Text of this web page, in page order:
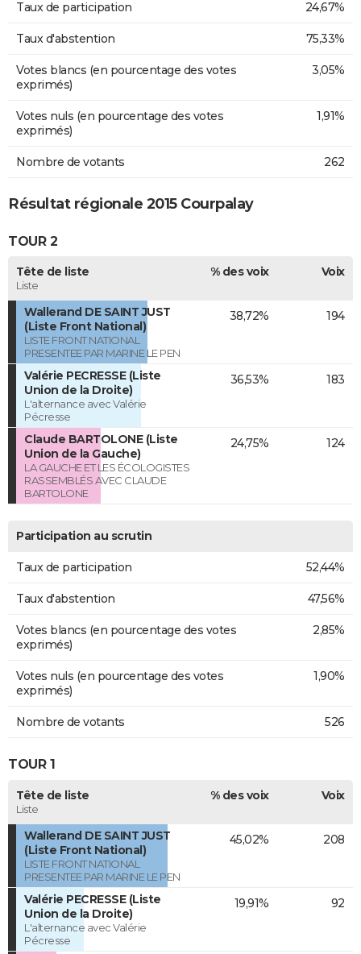
Taux de participation 24,67%
Taux d'abstention 75,33%
Votes blancs (en pourcentage des votes
exprimés)
3,05%
Votes nuls (en pourcentage des votes
exprimés)
1,91%
Nombre de votants 262
Résultat régionale 2015 Courpalay
TOUR 2
Tête de liste
Liste
% des voix Voix
Wallerand DE SAINT JUST
(Liste Front National)
LISTE FRONT NATIONAL
PRESENTEE PAR MARINE LE PEN
38,72% 194
Valérie PECRESSE (Liste
Union de la Droite)
L'alternance avec Valérie
Pécresse
36,53% 183
Claude BARTOLONE (Liste
Union de la Gauche)
LA GAUCHE ET LES ÉCOLOGISTES
RASSEMBLÉS AVEC CLAUDE
BARTOLONE
24,75% 124
Participation au scrutin
Taux de participation 52,44%
Taux d'abstention 47,56%
Votes blancs (en pourcentage des votes
exprimés)
2,85%
Votes nuls (en pourcentage des votes
exprimés)
1,90%
Nombre de votants 526
TOUR 1
Tête de liste
Liste
% des voix Voix
Wallerand DE SAINT JUST
(Liste Front National)
LISTE FRONT NATIONAL
PRESENTEE PAR MARINE LE PEN
45,02% 208
Valérie PECRESSE (Liste
Union de la Droite)
L'alternance avec Valérie
Pécresse
19,91% 92